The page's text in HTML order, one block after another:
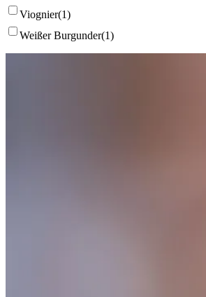
Viognier(1)
Weißer Burgunder(1)